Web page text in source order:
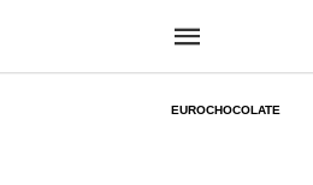
EUROCHOCOLATE